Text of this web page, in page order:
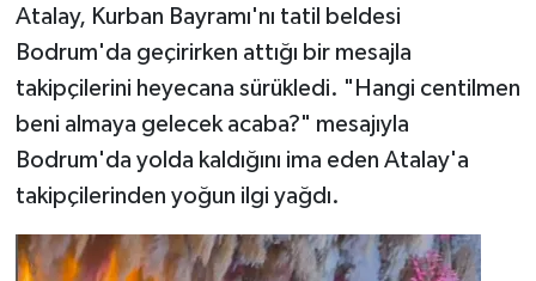
Atalay, Kurban Bayramı'nı tatil beldesi
Bodrum'da geçirirken attığı bir mesajla
takipçilerini heyecana sürükledi. "Hangi centilmen
beni almaya gelecek acaba?" mesajıyla
Bodrum'da yolda kaldığını ima eden Atalay'a
takipçilerinden yoğun ilgi yağdı.